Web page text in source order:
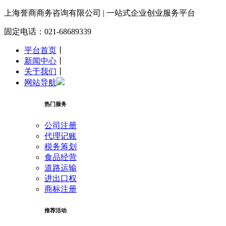
上海誉商商务咨询有限公司 | 一站式企业创业服务平台
固定电话：021-68689339
平台首页
新闻中心
关于我们
网站导航
热门服务
公司注册
代理记账
税务筹划
食品经营
道路运输
进出口权
商标注册
推荐活动